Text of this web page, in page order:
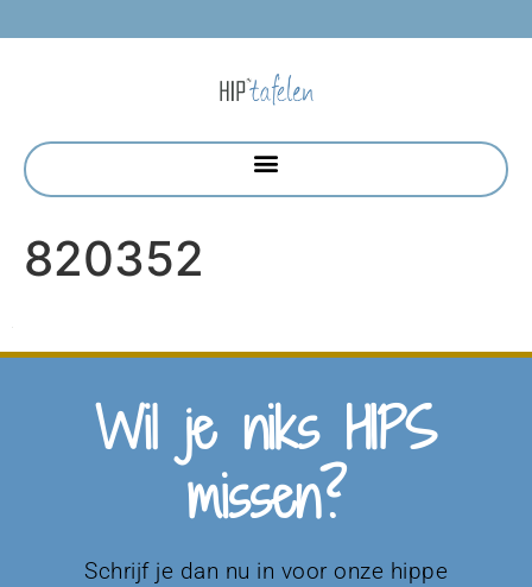
820352
Wil je niks HIPS
missen?
Schrijf je dan nu in voor onze hippe